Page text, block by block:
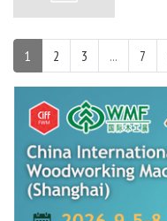
1 2 3 ... 7